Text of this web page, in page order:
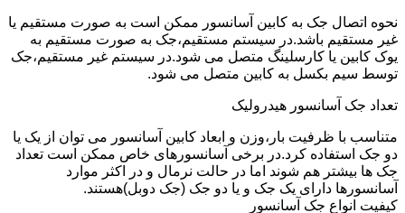
نحوه اتصال جک به کابین آسانسور ممکن است به صورت مستقیم یا
غیر مستقیم باشد.در سیستم مستقیم،جک به صورت مستقیم به
یوک کابین یا کارسلینگ متصل می شود.در سیستم غیر مستقیم،جک
توسط سیم بکسل به کابین متصل می شود.
تعداد جک آسانسور هیدرولیک
متناسب با ظرفیت بار،وزن و ابعاد کابین آسانسور می توان از یک یا
دو جک استفاده کرد.در برخی آسانسورهای خاص ممکن است تعداد
جک ها بیشتر هم شوند اما در حالت نرمال و در اکثر موارد
آسانسورها دارای یک جک و یا دو جک (جک دوبل)هستند.
کیفیت انواع جک آسانسور